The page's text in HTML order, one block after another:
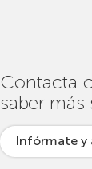
Contacta
saber más
Infórmate y